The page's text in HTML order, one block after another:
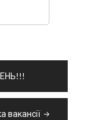
вакансії